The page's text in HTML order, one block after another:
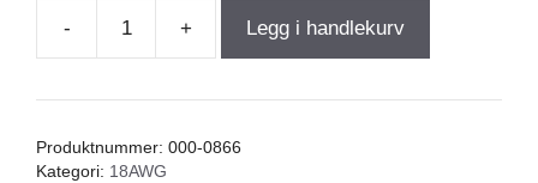
-
Coil
+ Legg i handlekurv
Produktnummer: 000-0866
Kategori: 18AWG